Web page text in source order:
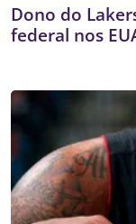
Dono do
federal nos